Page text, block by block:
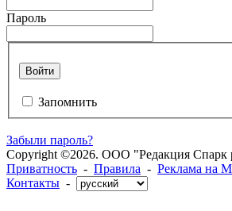
Пароль
Войти
Запомнить
Забыли пароль?
Copyright ©2026. ООО "Редакция Спарк
Приватность - Правила - Реклама на
Контакты -